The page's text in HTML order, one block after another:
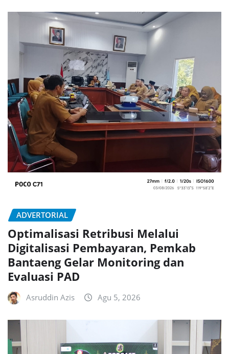
ADVERTORIAL
Optimalisasi Retribusi Melalui
Digitalisasi Pembayaran, Pemkab
Bantaeng Gelar Monitoring dan
Evaluasi PAD
Asruddin Azis Agu 5, 2026